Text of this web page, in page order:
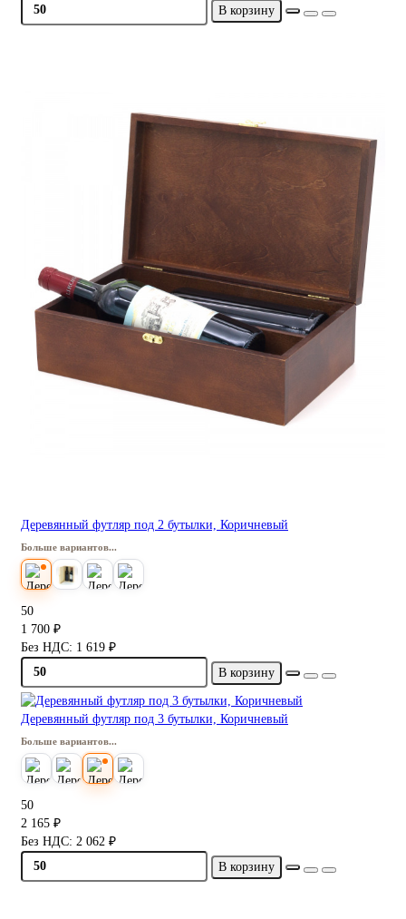
В корзину
Деревянный футляр под 2 бутылки, Коричневый
Больше вариантов...
50
1 700 ₽
Без НДС: 1 619 ₽
В корзину
Деревянный футляр под 3 бутылки, Коричневый
Больше вариантов...
50
2 165 ₽
Без НДС: 2 062 ₽
В корзину